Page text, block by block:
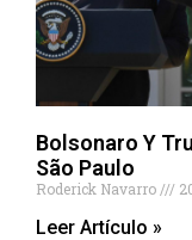
Bolsonaro Y
São Paulo
Roderick Navarro
Leer Artículo »